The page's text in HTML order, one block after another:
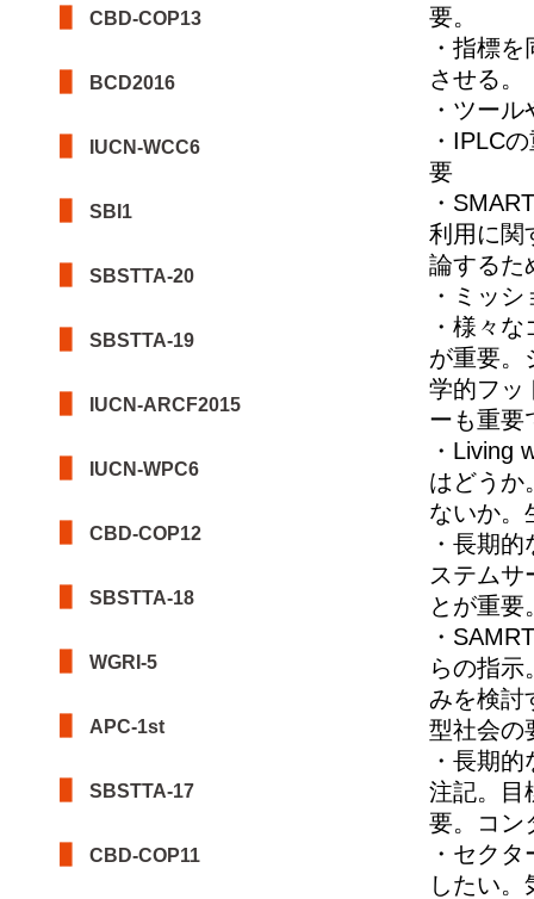
CBD-COP13
BCD2016
IUCN-WCC6
SBI1
SBSTTA-20
SBSTTA-19
IUCN-ARCF2015
IUCN-WPC6
CBD-COP12
SBSTTA-18
WGRI-5
APC-1st
SBSTTA-17
CBD-COP11
要。
・指標
させる。
・ツー
・IPLC
要
・
利用に関
論するた
・ミッ
・様々
が重要。
学的フッ
ーも重要
・Living
はどうか
ないか。
・長期
ステム
とが重要
・
らの指
みを検討
型社会の
・長期
注記。目
要。コン
・セク
したい